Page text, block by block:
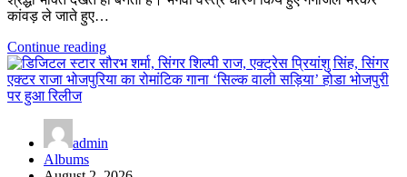
कांवड़ ले जाते हुए…
Continue reading
admin
Albums